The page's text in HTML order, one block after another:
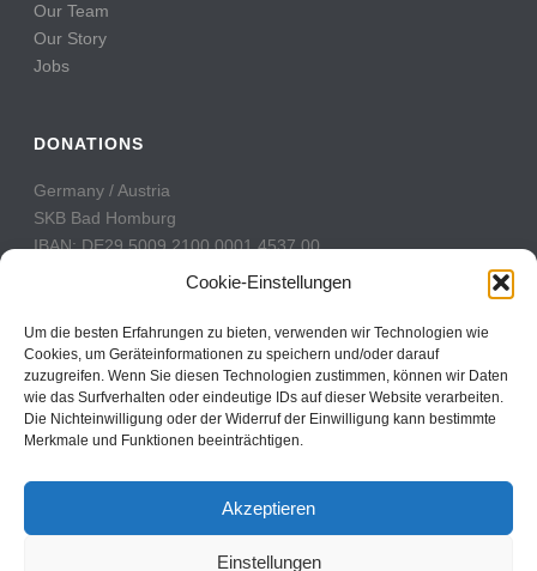
Cookie-Einstellungen
Um die besten Erfahrungen zu bieten, verwenden wir Technologien wie
Cookies, um Geräteinformationen zu speichern und/oder darauf
zuzugreifen. Wenn Sie diesen Technologien zustimmen, können wir Daten
wie das Surfverhalten oder eindeutige IDs auf dieser Website verarbeiten.
Die Nichteinwilligung oder der Widerruf der Einwilligung kann bestimmte
Merkmale und Funktionen beeinträchtigen.
Akzeptieren
Einstellungen
Our Team
Our Story
Jobs
DONATIONS
Germany / Austria
SKB Bad Homburg
IBAN: DE29 5009 2100 0001 4537 00
BIC: GENODE51BH2
Switzerland
PostFinance
Konto: 60-742493-7
IBAN: CH31 0900 0000 6074 2493 7
BIC: POFICHBEXXX